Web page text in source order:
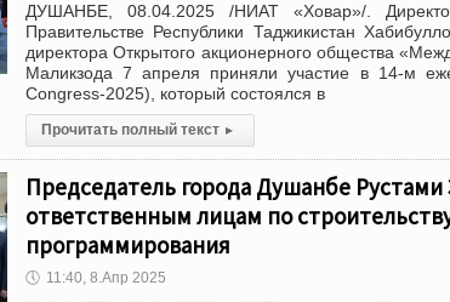
ДУШАНБЕ, 08.04.2025 /НИАТ «Ховар»/.
Правительстве Республики Таджикистан
директора Открытого акционерного общества
Маликзода 7 апреля приняли участие в 14-м
Congress-2025), который состоялся в
Прочитать полный текст ▸
Председатель города Душанбе
ответственным лицам по
программирования
🕔 11:40, 8.Апр 2025